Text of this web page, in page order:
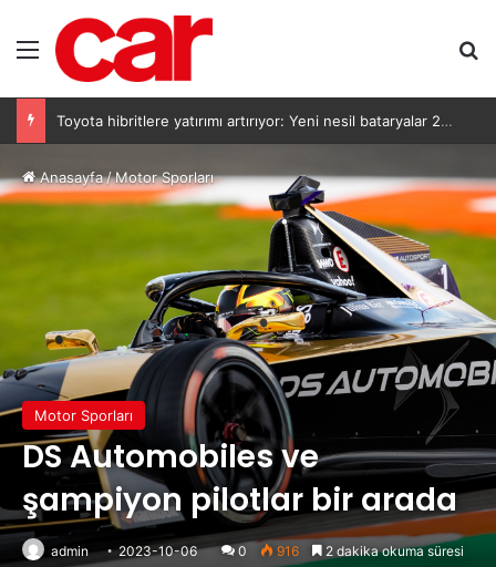
Menü
Toyota hibritlere yatırımı artırıyor: Yeni nesil bataryalar 2027’de geliyor
Anasayfa/Motor Sporları
Motor Sporları
DS Automobiles ve
şampiyon pilotlar bir arada
admin 2023-10-06 0 916 2 dakika okuma süresi